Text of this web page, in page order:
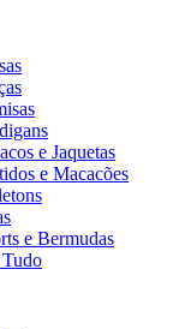
e Jaquetas
e Macacões
e Bermudas